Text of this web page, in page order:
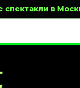
спектакли в